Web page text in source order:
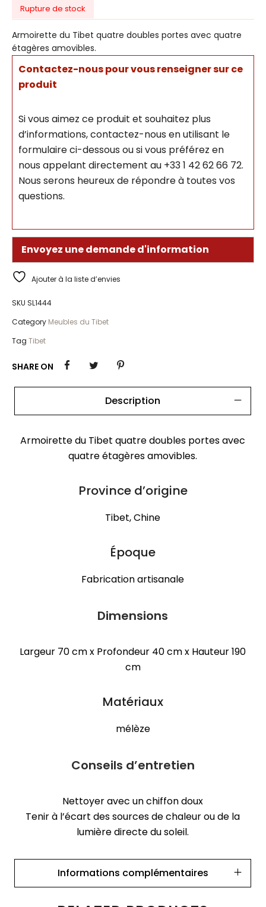
Rupture de stock
Armoirette du Tibet quatre doubles portes avec quatre
étagères amovibles.
Contactez-nous pour vous renseigner sur ce
produit
Si vous aimez ce produit et souhaitez plus
d’informations, contactez-nous en utilisant le
formulaire ci-dessous ou si vous préférez en
nous appelant directement au +33 1 42 62 66 72.
Nous serons heureux de répondre à toutes vos
questions.
Envoyez une demande d'information
Ajouter à la liste d’envies
SKU SL1444
Category Meubles du Tibet
Tag Tibet
SHARE ON
Description
Armoirette du Tibet quatre doubles portes avec
quatre étagères amovibles.
Province d’origine
Tibet, Chine
Époque
Fabrication artisanale
Dimensions
Largeur 70 cm x Profondeur 40 cm x Hauteur 190
cm
Matériaux
mélèze
Conseils d’entretien
Nettoyer avec un chiffon doux
Tenir à l’écart des sources de chaleur ou de la
lumière directe du soleil.
Informations complémentaires